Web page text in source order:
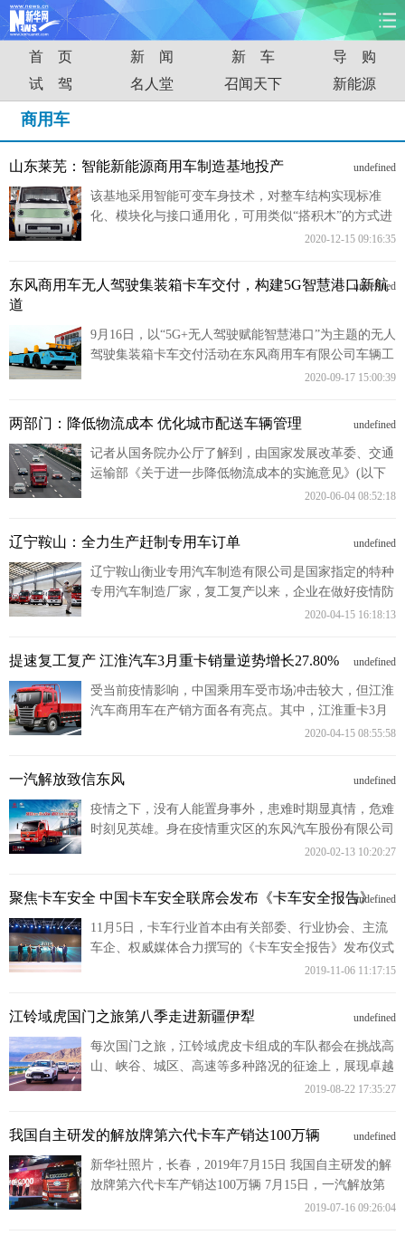
首页 时政 国际 财经
娱乐
时尚 思客 地方
港澳 台湾 华人 汽车
图片 视频 彩票 食品
旅游 健康 信息化 数据
富媒体 摄影 新华广播
新华电视中文 新华电视英文 返回PC
首 页 新 闻 新 车
导 购
试 驾
名人堂 召闻天下 新能源
商用车
山东莱芜：智能新能源商用车制造基地投产
该基地采用智能可变车身技术，对整车结构实现标准
化、模块化与接口通用化，可用类似“搭积木”的方式进
undefined
2020-12-15 09:16:35
东风商用车无人驾驶集装箱卡车交付，构建5G智慧港口新航
道
9月16日，以“5G+无人驾驶赋能智慧港口”为主题的无人
驾驶集装箱卡车交付活动在东风商用车有限公司车辆工
undefined
2020-09-17 15:00:39
两部门：降低物流成本 优化城市配送车辆管理
记者从国务院办公厅了解到，由国家发展改革委、交通
运输部《关于进一步降低物流成本的实施意见》(以下
undefined
2020-06-04 08:52:18
辽宁鞍山：全力生产赶制专用车订单
辽宁鞍山衡业专用汽车制造有限公司是国家指定的特种
专用汽车制造厂家，复工复产以来，企业在做好疫情防
控的同时，全力赶制来自全国多个地区的订单。
undefined
2020-04-15 16:18:13
提速复工复产 江淮汽车3月重卡销量逆势增长27.80%
受当前疫情影响，中国乘用车受市场冲击较大，但江淮
汽车商用车在产销方面各有亮点。其中，江淮重卡3月
undefined
2020-04-15 08:55:58
一汽解放致信东风
疫情之下，没有人能置身事外，患难时期显真情，危难
时刻见英雄。身在疫情重灾区的东风汽车股份有限公司
工程车事业部真真切切感受到各方合作伙伴的温暖。
undefined
2020-02-13 10:20:27
聚焦卡车安全 中国卡车安全联席会发布《卡车安全报告》
11月5日，卡车行业首本由有关部委、行业协会、主流
车企、权威媒体合力撰写的《卡车安全报告》发布仪式
undefined
2019-11-06 11:17:15
江铃域虎国门之旅第八季走进新疆伊犁
每次国门之旅，江铃域虎皮卡组成的车队都会在挑战高
山、峡谷、城区、高速等多种路况的征途上，展现卓越
的越野性能和品质。在今年的第八季国门之旅中，江铃
上市的域虎9。
undefined
2019-08-22 17:35:27
我国自主研发的解放牌第六代卡车产销达100万辆
新华社照片，长春，2019年7月15日 我国自主研发的解
放牌第六代卡车产销达100万辆 7月15日，一汽解放第
undefined
2019-07-16 09:26:04